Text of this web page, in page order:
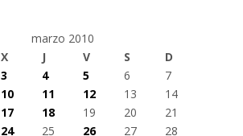
marzo 2010
X J V S
D
3 4 5 6
7
10 11 12 13
14
17 18 19 20
21
24 25 26 27
28